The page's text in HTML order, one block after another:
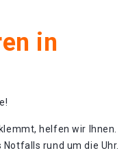
in
helfen wir Ihnen.
rund um die Uhr.